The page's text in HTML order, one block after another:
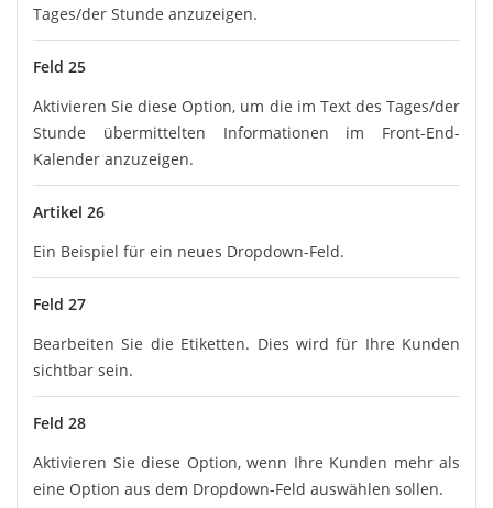
Tages/der Stunde anzuzeigen.
Feld 25
Aktivieren Sie diese Option, um die im Text des Tages/der
Stunde übermittelten Informationen im Front-End-
Kalender anzuzeigen.
Artikel 26
Ein Beispiel für ein neues Dropdown-Feld.
Feld 27
Bearbeiten Sie die Etiketten. Dies wird für Ihre Kunden
sichtbar sein.
Feld 28
Aktivieren Sie diese Option, wenn Ihre Kunden mehr als
eine Option aus dem Dropdown-Feld auswählen sollen.